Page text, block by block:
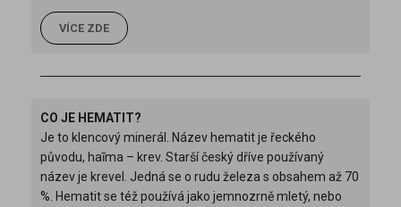
VÍCE ZDE
CO JE HEMATIT?
Je to klencový minerál. Název hematit je řeckého
původu, haĩma – krev. Starší český dříve používaný
název je krevel. Jedná se o rudu železa s obsahem až 70
%. Hematit se též používá jako jemnozrně mletý, nebo